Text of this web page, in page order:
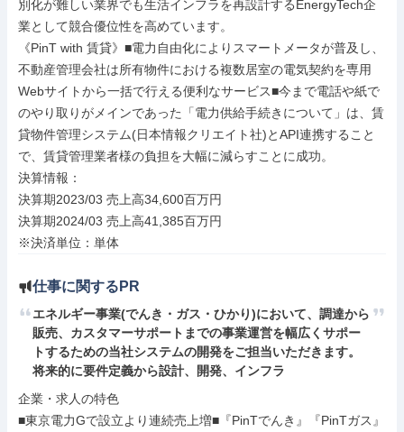
別化が難しい業界でも生活インフラを再設計するEnergyTech企
業として競合優位性を高めています。
《PinT with 賃貸》■電力自由化によりスマートメータが普及し、
不動産管理会社は所有物件における複数居室の電気契約を専用
Webサイトから一括で行える便利なサービス■今まで電話や紙で
のやり取りがメインであった「電力供給手続きについて」は、賃
貸物件管理システム(日本情報クリエイト社)とAPI連携すること
で、賃貸管理業者様の負担を大幅に減らすことに成功。
決算情報：
決算期2023/03 売上高34,600百万円
決算期2024/03 売上高41,385百万円
※決済単位：単体
仕事に関するPR
エネルギー事業(でんき・ガス・ひかり)において、調達から
販売、カスタマーサポートまでの事業運営を幅広くサポー
トするための当社システムの開発をご担当いただきます。
将来的に要件定義から設計、開発、インフラ
企業・求人の特色
■東京電力Gで設立より連続売上増■『PinTでんき』『PinTガス』